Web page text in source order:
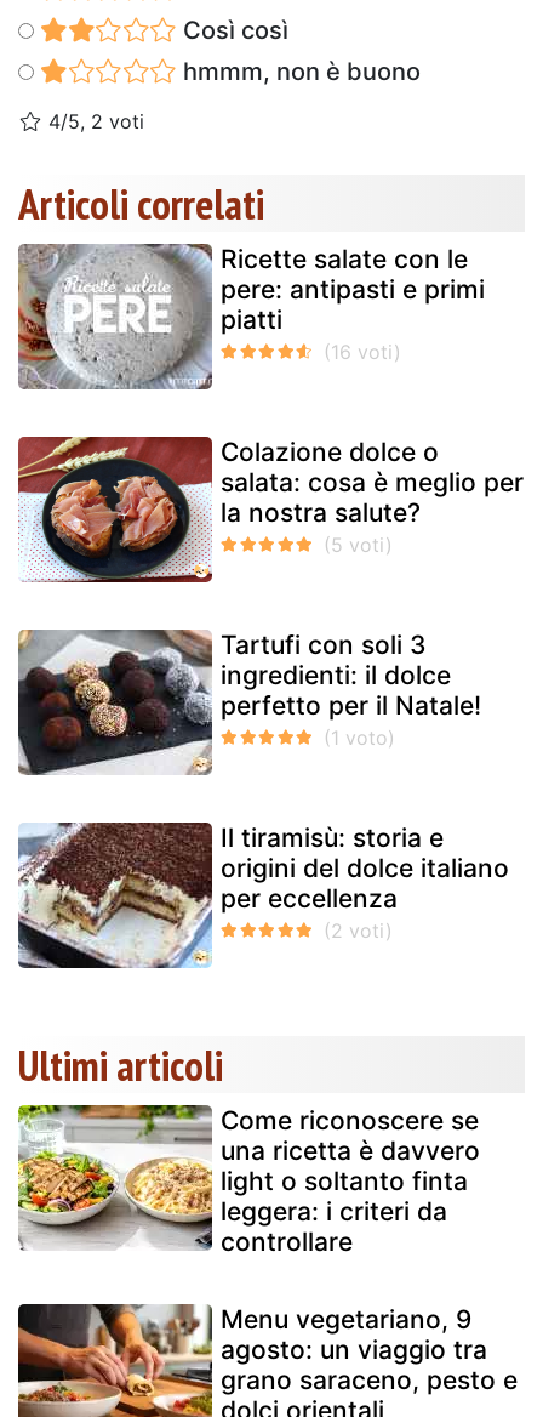
Così così
hmmm, non è buono
4/5, 2 voti
Articoli correlati
Ricette salate con le
pere: antipasti e primi
piatti
Colazione dolce o
salata: cosa è meglio per
la nostra salute?
Tartufi con soli 3
ingredienti: il dolce
perfetto per il Natale!
Il tiramisù: storia e
origini del dolce italiano
per eccellenza
Ultimi articoli
Come riconoscere se
una ricetta è davvero
light o soltanto finta
leggera: i criteri da
controllare
Menu vegetariano, 9
agosto: un viaggio tra
grano saraceno, pesto e
dolci orientali